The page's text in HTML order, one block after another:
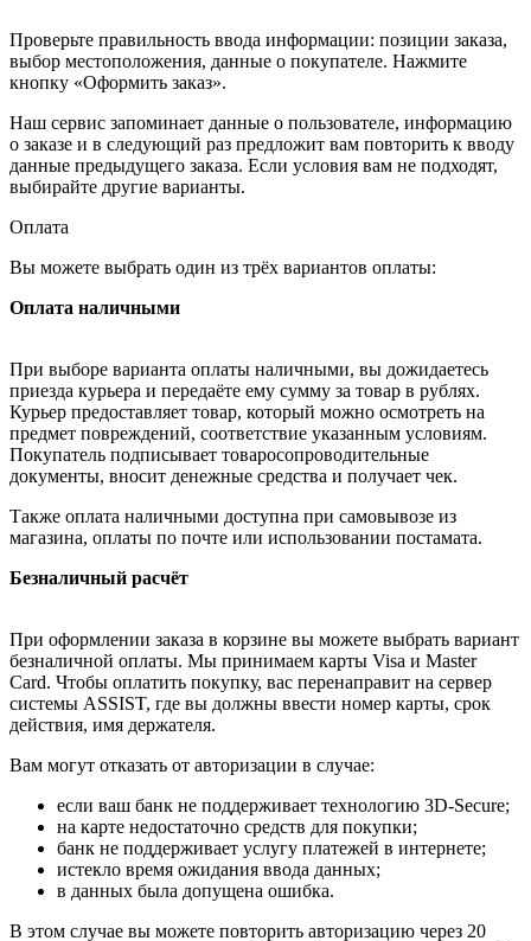
Проверьте правильность ввода информации: позиции заказа,
выбор местоположения, данные о покупателе. Нажмите
кнопку «Оформить заказ».
Наш сервис запоминает данные о пользователе, информацию
о заказе и в следующий раз предложит вам повторить к вводу
данные предыдущего заказа. Если условия вам не подходят,
выбирайте другие варианты.
Оплата
Вы можете выбрать один из трёх вариантов оплаты:
Оплата наличными
При выборе варианта оплаты наличными, вы дожидаетесь
приезда курьера и передаёте ему сумму за товар в рублях.
Курьер предоставляет товар, который можно осмотреть на
предмет повреждений, соответствие указанным условиям.
Покупатель подписывает товаросопроводительные
документы, вносит денежные средства и получает чек.
Также оплата наличными доступна при самовывозе из
магазина, оплаты по почте или использовании постамата.
Безналичный расчёт
При оформлении заказа в корзине вы можете выбрать вариант
безналичной оплаты. Мы принимаем карты Visa и Master
Card. Чтобы оплатить покупку, вас перенаправит на сервер
системы ASSIST, где вы должны ввести номер карты, срок
действия, имя держателя.
Вам могут отказать от авторизации в случае:
если ваш банк не поддерживает технологию 3D-Secure;
на карте недостаточно средств для покупки;
банк не поддерживает услугу платежей в интернете;
истекло время ожидания ввода данных;
в данных была допущена ошибка.
В этом случае вы можете повторить авторизацию через 20